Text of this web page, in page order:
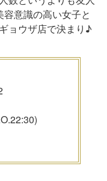
意識の高い女子と
ョウザ店で決まり♪